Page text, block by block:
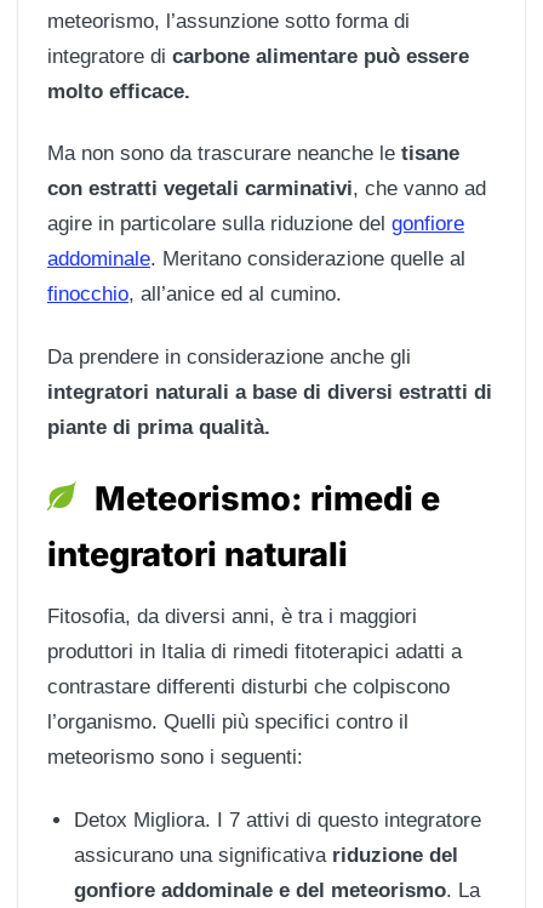
meteorismo, l’assunzione sotto forma di
integratore di carbone alimentare può essere
molto efficace.
Ma non sono da trascurare neanche le tisane
con estratti vegetali carminativi, che vanno ad
agire in particolare sulla riduzione del gonfiore
addominale. Meritano considerazione quelle al
finocchio, all’anice ed al cumino.
Da prendere in considerazione anche gli
integratori naturali a base di diversi estratti di
piante di prima qualità.
Meteorismo: rimedi e
integratori naturali
Fitosofia, da diversi anni, è tra i maggiori
produttori in Italia di rimedi fitoterapici adatti a
contrastare differenti disturbi che colpiscono
l’organismo. Quelli più specifici contro il
meteorismo sono i seguenti:
Detox Migliora. I 7 attivi di questo integratore
assicurano una significativa riduzione del
gonfiore addominale e del meteorismo. La